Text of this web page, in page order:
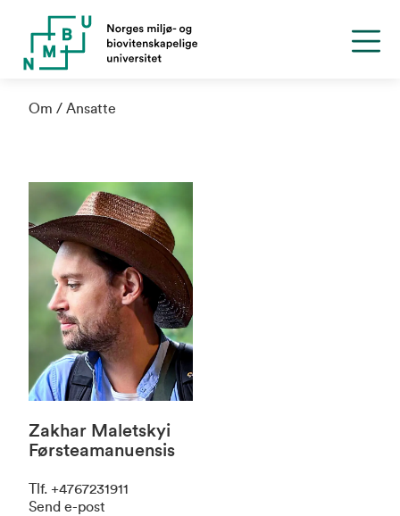
Om Ansatte
Zakhar Maletskyi
Førsteamanuensis
Tlf. +4767231911
Send e-post